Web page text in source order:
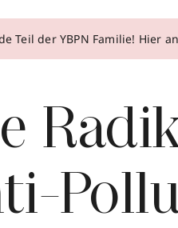
Teil der YBPN Familie! Hier